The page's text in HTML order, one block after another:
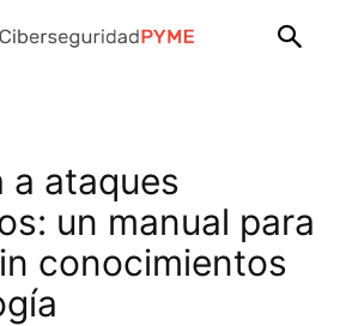
a ataques
un manual para
conocimientos